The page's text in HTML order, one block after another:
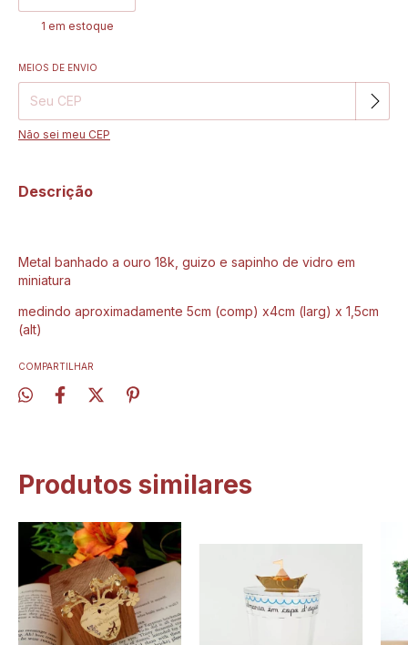
1 em estoque
Entregas para o CEP:
MEIOS DE ENVIO
Não sei meu CEP
Descrição
Metal banhado a ouro 18k, guizo e sapinho de vidro em
miniatura
medindo aproximadamente 5cm (comp) x4cm (larg) x 1,5cm
(alt)
COMPARTILHAR
Produtos similares